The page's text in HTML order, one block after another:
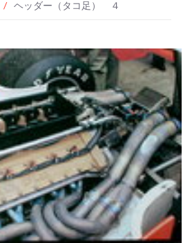
/ ヘッダー（タコ足） ４